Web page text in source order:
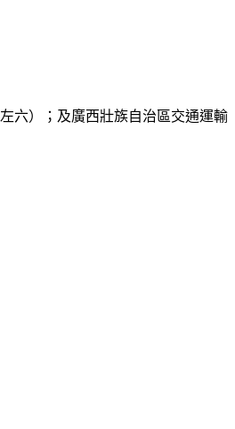
六）；及廣西壯族自治區交通運輸